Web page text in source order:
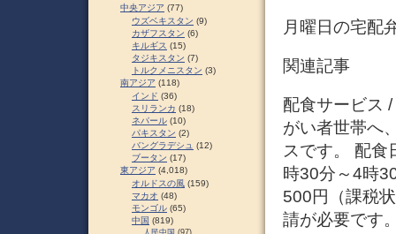
月曜日の宅配
関連記事
配食サービス
がい者世帯へ
スです。 配食
時30分～4時
500円（課税
請が必要です
中央アジア (77)
ウズベキスタン (9)
カザフスタン (6)
キルギス (15)
タジキスタン (7)
トルクメニスタン (3)
南アジア (118)
インド (36)
スリランカ (18)
ネパール (10)
パキスタン (2)
バングラデシュ (12)
ブータン (17)
東アジア (4,018)
オルドスの風 (159)
マカオ (48)
モンゴル (65)
中国 (819)
人民中国 (97)